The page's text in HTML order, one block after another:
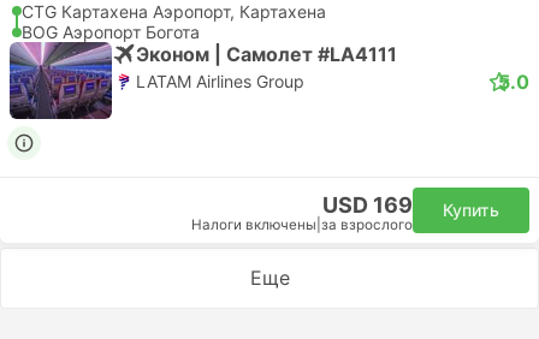
CTG Картахена Аэропорт, Картахена
BOG Аэропорт Богота
Эконом | Самолет #LA4111
LATAM Airlines Group 5.0
USD 169
Налоги включены за взрослого
Купить
Еще